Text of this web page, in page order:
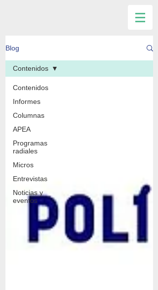
Blog
Contenidos
Informes
Columnas
APEA
Programas
radiales
Micros
Entrevistas
Noticias y
eventos
Contenidos